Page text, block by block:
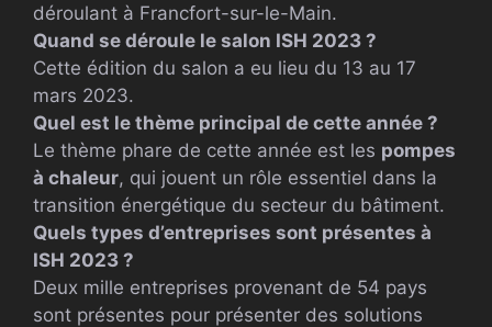
déroulant à Francfort-sur-le-Main.
Quand se déroule le salon ISH 2023 ?
Cette édition du salon a eu lieu du 13 au 17
mars 2023.
Quel est le thème principal de cette année ?
Le thème phare de cette année est les pompes
à chaleur, qui jouent un rôle essentiel dans la
transition énergétique du secteur du bâtiment.
Quels types d’entreprises sont présentes à
ISH 2023 ?
Deux mille entreprises provenant de 54 pays
sont présentes pour présenter des solutions